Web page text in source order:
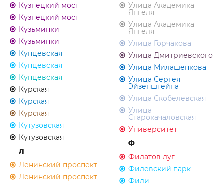
Кузнецкий мост
Кузнецкий мост
Кузьминки
Кузьминки
Кунцевская
Кунцевская
Кунцевская
Курская
Курская
Курская
Кутузовская
Кутузовская
Л
Ленинский проспект
Ленинский проспект
Улица Академика
Янгеля
Улица Академика
Янгеля
Улица Горчакова
Улица Дмитриевского
Улица Милашенкова
Улица Сергея
Эйзенштейна
Улица Скобелевская
Улица
Старокачаловская
Университет
Ф
Филатов луг
Филевский парк
Фили